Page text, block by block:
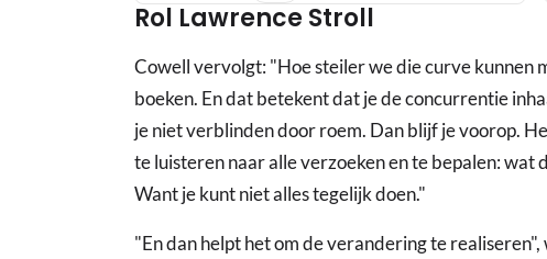
Rol Lawrence Stroll
Cowell vervolgt: "Hoe steiler we die curve kunnen
boeken. En dat betekent dat je de concurrentie
je niet verblinden door roem. Dan blijf je voorop.
te luisteren naar alle verzoeken en te bepalen: wat
Want je kunt niet alles tegelijk doen."
"En dan helpt het om de verandering te